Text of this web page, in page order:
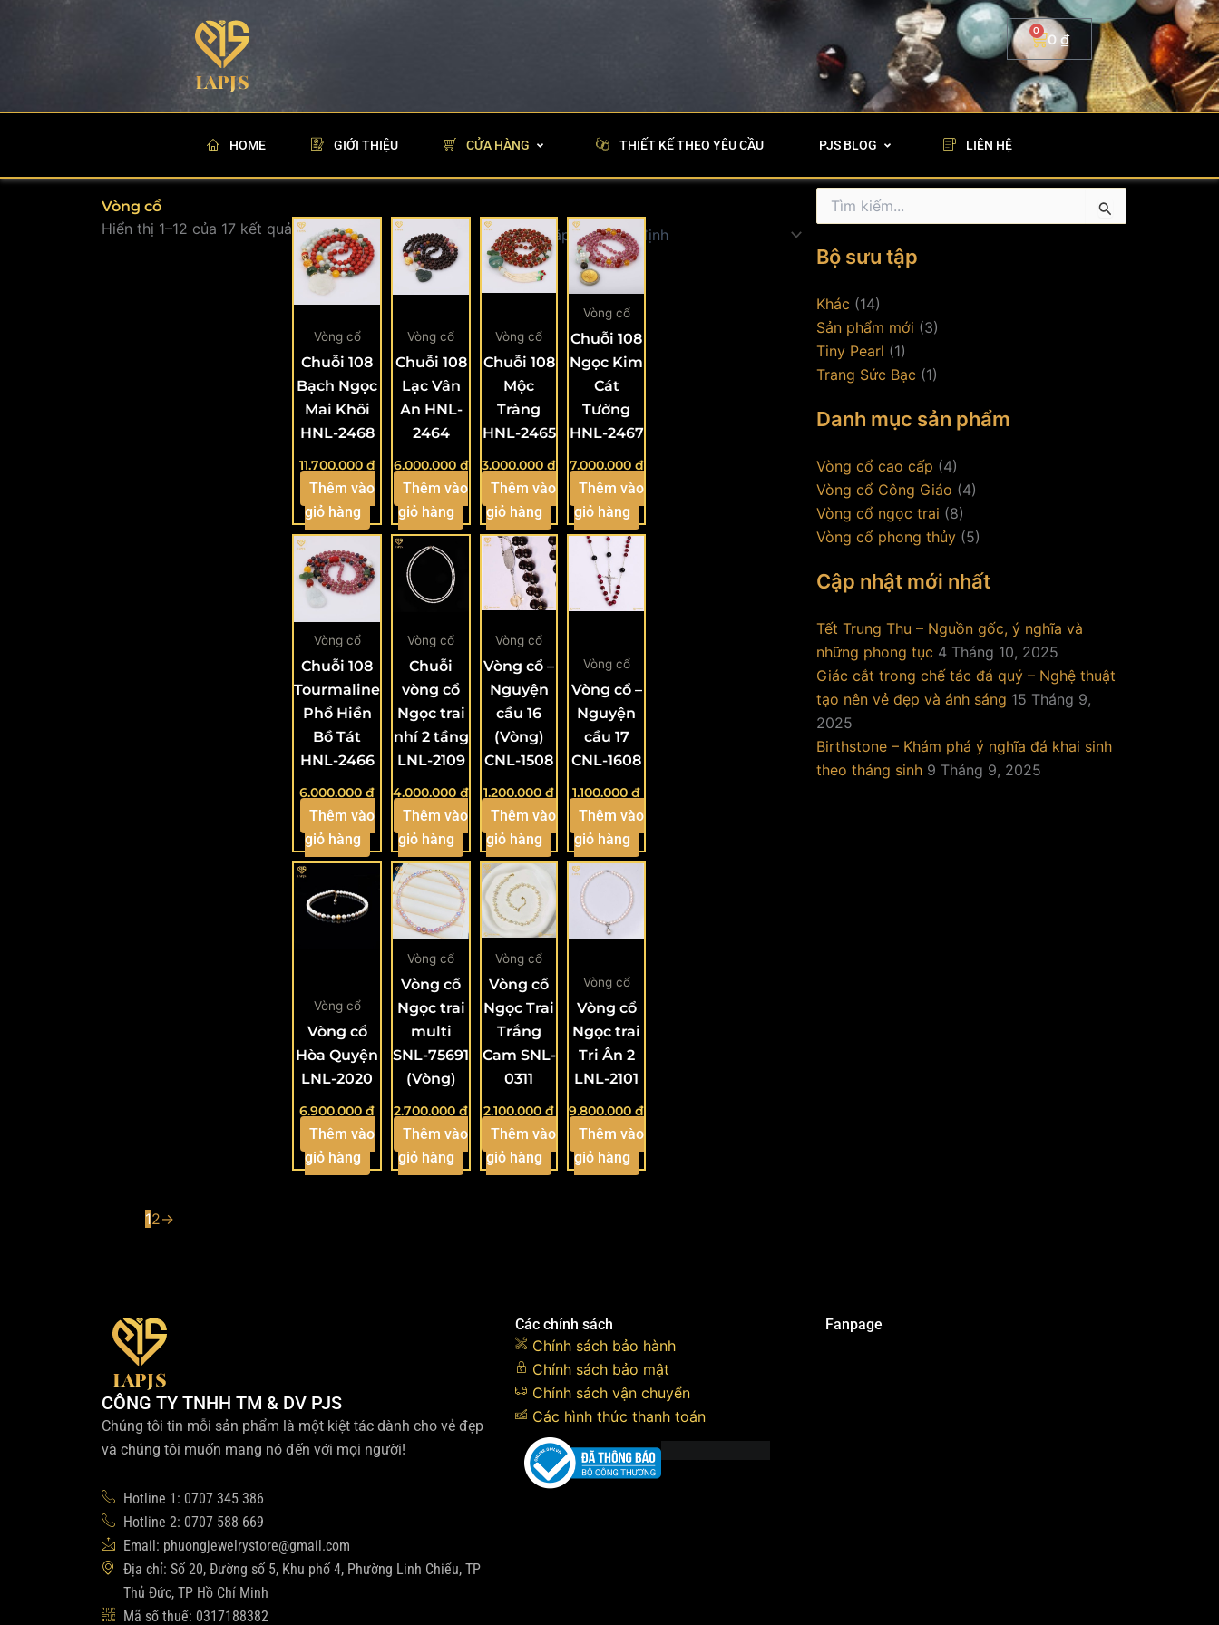
0 ₫
0
Cart
HOME GIỚI THIỆU CỬA HÀNG THIẾT KẾ THEO YÊU CẦU PJS BLOG LIÊN HỆ
Vòng cổ
Hiển thị 1–12 của 17 kết quả
Vòng cổ
Chuỗi 108
Bạch Ngọc
Mai Khôi
HNL-2468
11.700.000 ₫
Thêm vào
giỏ hàng
Vòng cổ
Chuỗi 108
Lạc Vân
An HNL-
2464
6.000.000 ₫
Thêm vào
giỏ hàng
Vòng cổ
Chuỗi 108
Mộc
Tràng
HNL-2465
3.000.000 ₫
Thêm vào
giỏ hàng
Vòng cổ
Chuỗi 108
Ngọc Kim
Cát
Tường
HNL-2467
7.000.000 ₫
Thêm vào
giỏ hàng
Vòng cổ
Chuỗi 108
Tourmaline
Phổ Hiền
Bồ Tát
HNL-2466
6.000.000 ₫
Thêm vào
giỏ hàng
Vòng cổ
Chuỗi
vòng cổ
Ngọc trai
nhí 2 tầng
LNL-2109
4.000.000 ₫
Thêm vào
giỏ hàng
Vòng cổ
Vòng cổ –
Nguyện
cầu 16
(Vòng)
CNL-1508
1.200.000 ₫
Thêm vào
giỏ hàng
Vòng cổ
Vòng cổ –
Nguyện
cầu 17
CNL-1608
1.100.000 ₫
Thêm vào
giỏ hàng
Vòng cổ
Vòng cổ
Hòa Quyện
LNL-2020
6.900.000 ₫
Thêm vào
giỏ hàng
Vòng cổ
Vòng cổ
Ngọc trai
multi
SNL-75691
(Vòng)
2.700.000 ₫
Thêm vào
giỏ hàng
Vòng cổ
Vòng cổ
Ngọc Trai
Trắng
Cam SNL-
0311
2.100.000 ₫
Thêm vào
giỏ hàng
Vòng cổ
Vòng cổ
Ngọc trai
Tri Ân 2
LNL-2101
9.800.000 ₫
Thêm vào
giỏ hàng
12→
Tìm
kiếm:
Bộ sưu tập
Khác (14)
Sản phẩm mới (3)
Tiny Pearl (1)
Trang Sức Bạc (1)
Danh mục sản phẩm
Vòng cổ cao cấp (4)
Vòng cổ Công Giáo (4)
Vòng cổ ngọc trai (8)
Vòng cổ phong thủy (5)
Cập nhật mới nhất
Tết Trung Thu – Nguồn gốc, ý nghĩa và
những phong tục 4 Tháng 10, 2025
Giác cắt trong chế tác đá quý – Nghệ thuật
tạo nên vẻ đẹp và ánh sáng 15 Tháng 9,
2025
Birthstone – Khám phá ý nghĩa đá khai sinh
theo tháng sinh 9 Tháng 9, 2025
CÔNG TY TNHH TM & DV PJS
Chúng tôi tin mỗi sản phẩm là một kiệt tác dành cho vẻ đẹp
và chúng tôi muốn mang nó đến với mọi người!
Hotline 1: 0707 345 386
Hotline 2: 0707 588 669
Email: phuongjewelrystore@gmail.com
Địa chỉ: Số 20, Đường số 5, Khu phố 4, Phường Linh Chiểu, TP
Thủ Đức, TP Hồ Chí Minh
Mã số thuế: 0317188382
Các chính sách
Chính sách bảo hành
Chính sách bảo mật
Chính sách vận chuyển
Các hình thức thanh toán
Fanpage